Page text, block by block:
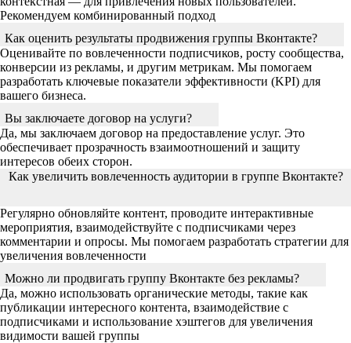
Рекомендуем комбинированный подход
Как оценить результаты продвижения группы Вконтакте?
Оценивайте по вовлеченности подписчиков, росту сообщества,
конверсии из рекламы, и другим метрикам. Мы помогаем
разработать ключевые показатели эффективности (KPI) для
вашего бизнеса.
Вы заключаете договор на услуги?
Да, мы заключаем договор на предоставление услуг. Это
обеспечивает прозрачность взаимоотношений и защиту
интересов обеих сторон.
Как увеличить вовлеченность аудитории в группе Вконтакте?
Регулярно обновляйте контент, проводите интерактивные
мероприятия, взаимодействуйте с подписчиками через
комментарии и опросы. Мы помогаем разработать стратегии для
увеличения вовлеченности
Можно ли продвигать группу Вконтакте без рекламы?
Да, можно использовать органические методы, такие как
публикации интересного контента, взаимодействие с
подписчиками и использование хэштегов для увеличения
видимости вашей группы